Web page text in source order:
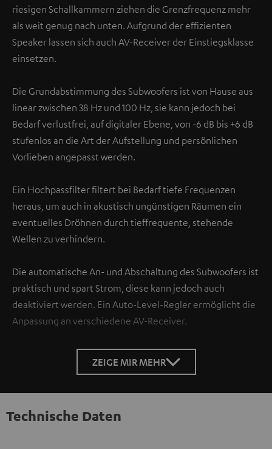
riesigen Schallkammern ziehen die Grenzfrequenz mehr
als weit genug nach unten. Aufgrund der effizienten
Speaker lassen sich auch AV-Receiver der Einstiegsklasse
einsetzen.
Die Grundabstimmung des Subwoofers ist von Hause aus
linear zwischen 38 Hz und 100 Hz, sie kann jedoch bei
Bedarf verlustfrei, auf digitaler Ebene, von -6 dB bis +6 dB
stufenlos an die Art der Aufstellung und persönlichen
Vorlieben angepasst werden.
Ein Hochpassfilter filtert bei Bedarf tiefe Frequenzen
heraus, um auch in akustisch ungünstigen Räumen ein
eventuelles Dröhnen durch tieffrequente, stehende
Wellen zu verhindern.
Die automatische An- und Abschaltung des Subwoofers ist
praktisch und spart Strom, diese kann jedoch auch
deaktiviert werden. Ein Auto-Level-Regler ermöglicht die
Anpassung an verschiedene AV-Receiver.
ZEIGE MIR MEHR
Technische Daten